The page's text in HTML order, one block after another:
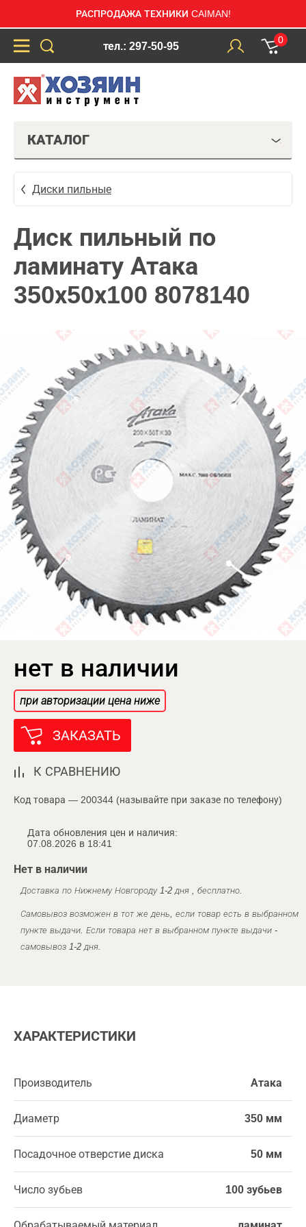
РАСПРОДАЖА ТЕХНИКИ CAIMAN!
тел.: 297-50-95
0
КАТАЛОГ
Диски пильные
Диск пильный по
ламинату Атака
350х50х100 8078140
нет в наличии
при авторизации цена ниже
ЗАКАЗАТЬ
К СРАВНЕНИЮ
Код товара — 200344 (называйте при заказе по телефону)
Дата обновления цен и наличия:
07.08.2026 в 18:41
Нет в наличии
Доставка по Нижнему Новгороду 1-2 дня , бесплатно.
Самовывоз возможен в тот же день, если товар есть в выбранном
пункте выдачи. Если товара нет в выбранном пункте выдачи -
самовывоз 1-2 дня.
ХАРАКТЕРИСТИКИ
Производитель Атака
Диаметр 350 мм
Посадочное отверстие диска 50 мм
Число зубьев 100 зубьев